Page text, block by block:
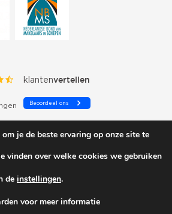
je de beste ervaring op onze site te
vinden over welke cookies we gebruiken
de instellingen.
voor meer informatie